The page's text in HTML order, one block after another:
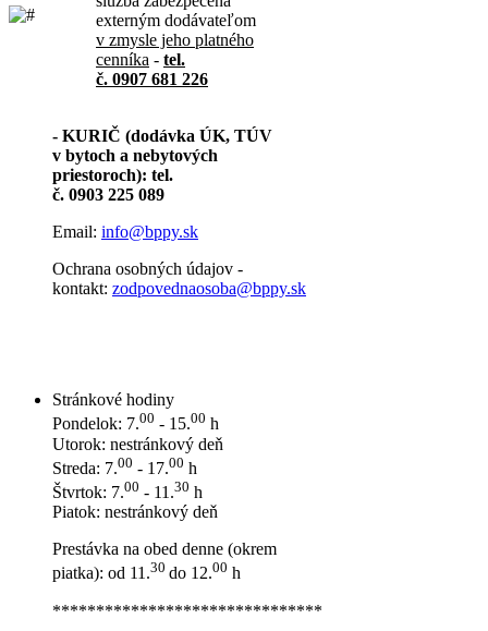
externým dodávateľom
v zmysle jeho platného
cenníka - tel.
č. 0907 681 226
- KURIČ (dodávka ÚK, TÚV
v bytoch a nebytových
priestoroch): tel.
č. 0903 225 089
Email: info@bppy.sk
Ochrana osobných údajov -
kontakt: zodpovednaosoba@bppy.sk
Stránkové hodiny
Pondelok: 7.00 - 15.00 h
Utorok: nestránkový deň
Streda: 7.00 - 17.00 h
Štvrtok: 7.00 - 11.30 h
Piatok: nestránkový deň
Prestávka na obed denne (okrem
piatka): od 11.30 do 12.00 h
*******************************